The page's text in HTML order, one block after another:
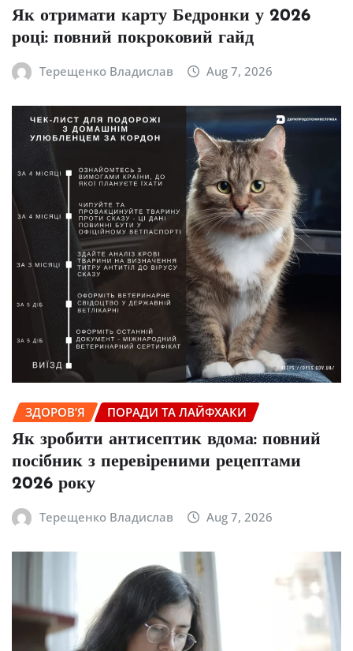
Як отримати карту Бедронки у 2026
році: повний покроковий гайд
Терещенко Владислав Aug 7, 2026
ЗДОРОВ’Я ПОРАДИ ТА ЛАЙФХАКИ
Як зробити антисептик вдома: повний
посібник з перевіреними рецептами
2026 року
Терещенко Владислав Aug 7, 2026